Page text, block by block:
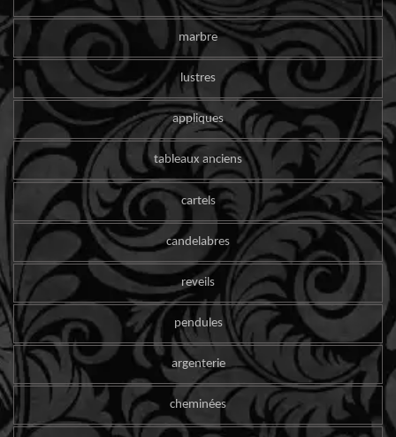
marbre
lustres
appliques
tableaux anciens
cartels
candelabres
reveils
pendules
argenterie
cheminées